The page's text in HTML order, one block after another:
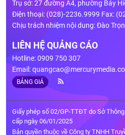
Trụ sở: 27 đường A4, phường Bảy
Điện thoại: (028)-2236.9999 Fax:
Chịu trách nhiệm nội dung: Đào
LIÊN HỆ QUẢNG CÁO
Hotline: 0909 750 307
Email:
BẢNG GIÁ
Giấy phép số 02/GP-TTĐT do Sở
cấp ngày 06/01/2025
Bản quyền thuộc về Công ty TNHH